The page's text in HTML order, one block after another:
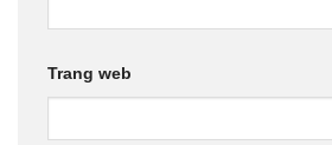
Trang web